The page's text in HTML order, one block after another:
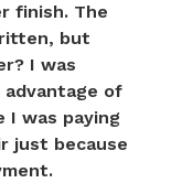
finish. The
but
I was
of
I was paying
just because